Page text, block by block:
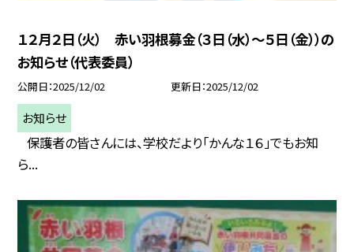
１２月２日（火） 赤い羽根募金（３日（水）～５日（金））の
お知らせ（代表委員）
公開日 2025/12/02 更新日 2025/12/02
お知らせ
保護者の皆さんには、学校だより「かんな１６」でもお知
ら...